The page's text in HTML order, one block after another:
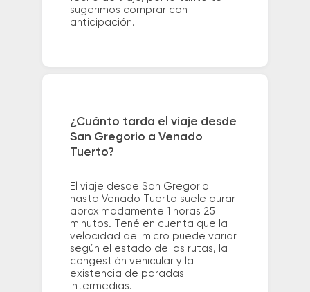
sugerimos comprar con
anticipación.
¿Cuánto tarda el viaje desde
San Gregorio a Venado
Tuerto?
El viaje desde San Gregorio
hasta Venado Tuerto suele durar
aproximadamente 1 horas 25
minutos. Tené en cuenta que la
velocidad del micro puede variar
según el estado de las rutas, la
congestión vehicular y la
existencia de paradas
intermedias.